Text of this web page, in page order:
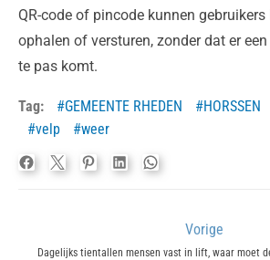
QR-code of pincode kunnen
ophalen of versturen, zonder dat er
te pas komt.
Tag: GEMEENTE RHEDEN HORSSEN
velp
weer
Vorige
Previous
Dagelijks tientallen mensen vast in lift, waar moet